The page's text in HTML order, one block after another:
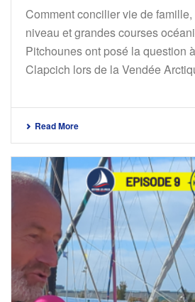
Comment concilier vie de
niveau et grandes courses
Pitchounes ont posé la question
Clapcich lors de la Vendée
Read More